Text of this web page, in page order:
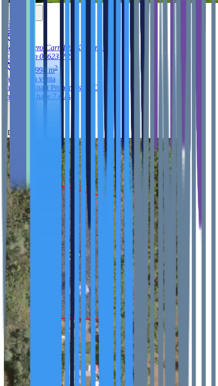
$155,000
Bo Miradero Carr 102 Km Hm 18.5
Cabo Rojo 00623PR
1,394.998 m2
Terreno
en venta
Tropical Coast Properties LLC
Publicado hace 7 días
Destacar